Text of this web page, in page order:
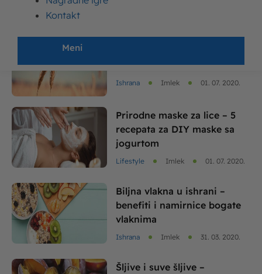
Kontakt
Meni
Ishrana Imlek 01. 07. 2020.
vodič kroz vrste žitarica
Lifestyle Imlek 01. 07. 2020.
Prirodne maske za lice – 5
recepata za DIY maske sa
jogurtom
Ishrana Imlek 31. 03. 2020.
Biljna vlakna u ishrani –
benefiti i namirnice bogate
vlaknima
Šljive i suve šljive –